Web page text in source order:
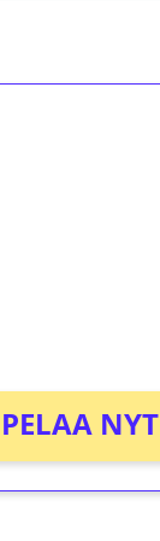
PELAA NYT